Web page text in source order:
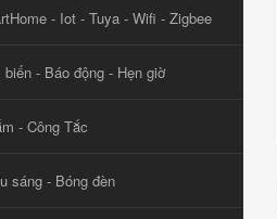
- Iot - Tuya - Wifi - Zigbee
biến - Báo động - Hẹn giờ
- Công Tắc
sáng - Bóng đèn